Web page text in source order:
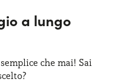
a lungo
che mai! Sai